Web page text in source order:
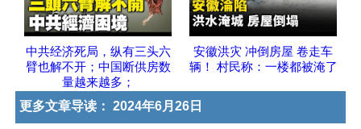
中共经济死局，纵有三头六
臂也解不开；中国断供房数
量越来越多；
安徽洪灾 冲倒房屋 卷走车
辆！ 村民称：一楼都被淹了
更多文章导读： 2024年6月26日